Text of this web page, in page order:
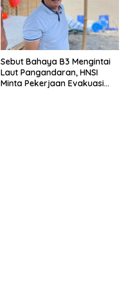
Sebut Bahaya B3 Mengintai
Laut Pangandaran, HNSI
Minta Pekerjaan Evakuasi